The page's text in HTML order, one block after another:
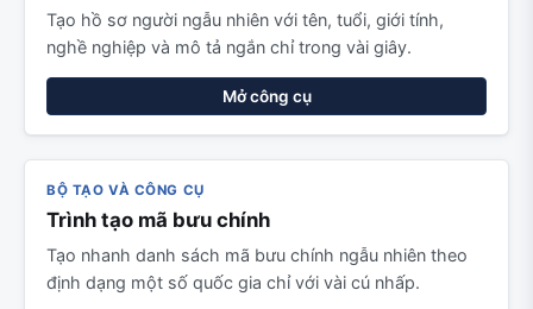
Tạo hồ sơ người ngẫu nhiên với tên, tuổi, giới tính,
nghề nghiệp và mô tả ngắn chỉ trong vài giây.
Mở công cụ
BỘ TẠO VÀ CÔNG CỤ
Trình tạo mã bưu chính
Tạo nhanh danh sách mã bưu chính ngẫu nhiên theo
định dạng một số quốc gia chỉ với vài cú nhấp.